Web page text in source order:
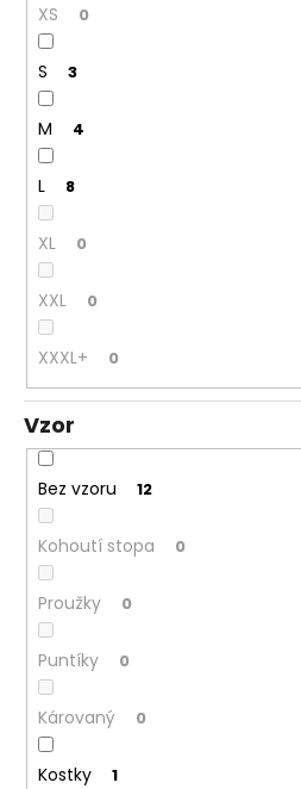
XS 0
S 3
M 4
L 8
XL 0
XXL 0
XXXL+ 0
Vzor
Bez vzoru 12
Kohoutí stopa 0
Proužky 0
Puntíky 0
Károvaný 0
Kostky 1